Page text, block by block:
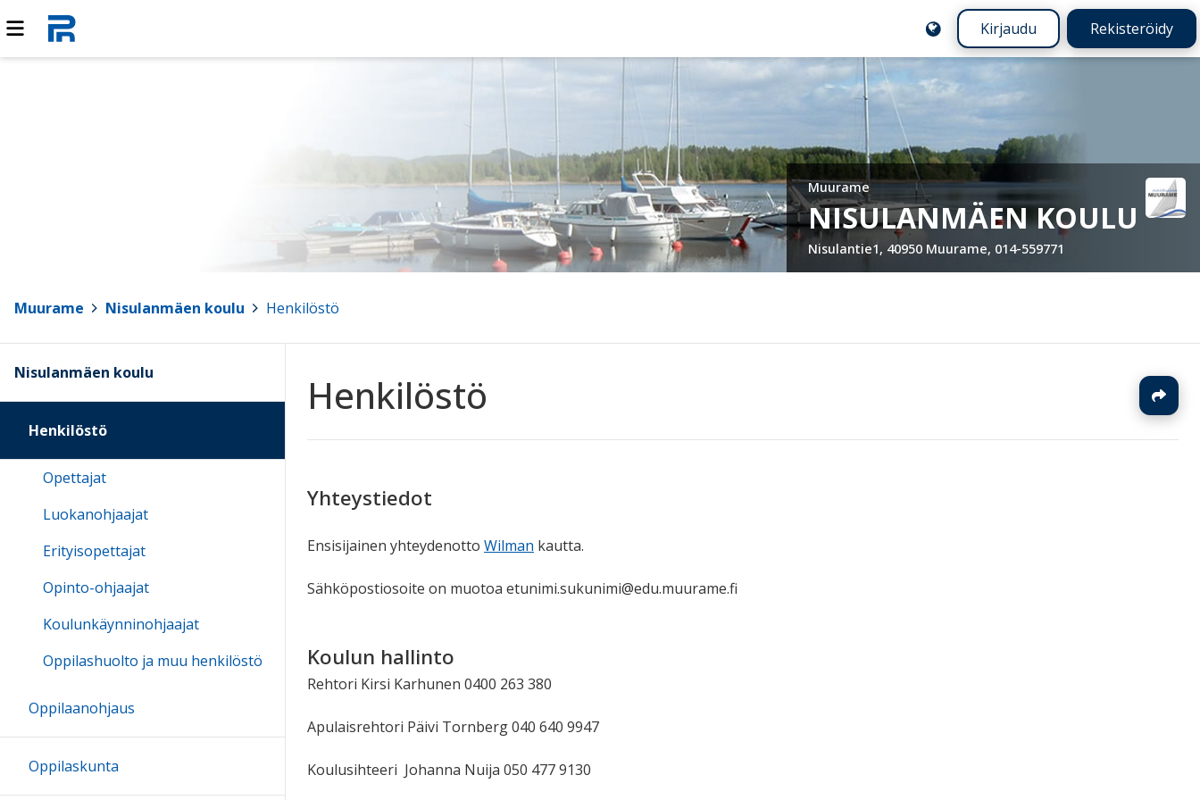
Kirjaudu Rekisteröidy
Muurame
NISULANMÄEN KOULU
Nisulantie1, 40950 Muurame, 014-559771
Muurame Nisulanmäen koulu Henkilöstö
Henkilöstö
Yhteystiedot
Ensisijainen yhteydenotto Wilman kautta.
Sähköpostiosoite on muotoa etunimi.sukunimi@edu.muurame.fi
Koulun hallinto
Rehtori Kirsi Karhunen 0400 263 380
Apulaisrehtori Päivi Tornberg 040 640 9947
Koulusihteeri Johanna Nuija 050 477 9130
Nisulanmäen koulu
Henkilöstö
Opettajat
Luokanohjaajat
Erityisopettajat
Opinto-ohjaajat
Koulunkäynninohjaajat
Oppilashuolto ja muu henkilöstö
Oppilaanohjaus
Oppilaskunta